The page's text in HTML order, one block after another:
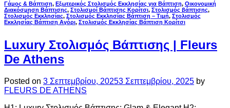
Γάμος & Βάπτιση, Εξωτερικός Στολισμός Εκκλησίας για Βάπτιση, Οικονομική
Διακόσμηση Βάπτισης, Στολισμοί Βάπτισης Κορίτσι, Στολισμός βάπτισης,
Στολισμός Εκκλησίας, Στολισμός Εκκλησίας Βάπτιση – Τιμή, Στολισμός
Εκκλησίας Βάπτιση Αγόρι, Στολισμός Εκκλησίας Βάπτιση Κορίτσι
Luxury Στολισμός Βάπτισης | Fleurs
De Athens
Posted on 3 Σεπτεμβρίου, 20253 Σεπτεμβρίου, 2025 by
FLEURS DE ATHENS